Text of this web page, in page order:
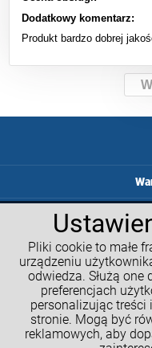
Pliki cookie to małe
urządzeniu
odwiedza. Służą
preferencjach
personalizując
stronie. Mogą być
reklamowych, aby
Dodatkowy komentarz:
Produkt bardzo dobrej